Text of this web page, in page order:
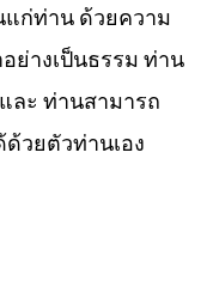
แก่ท่าน ด้วยความ
ย่างเป็นธรรม ท่าน
ละ ท่านสามารถ
วยตัวท่านเอง